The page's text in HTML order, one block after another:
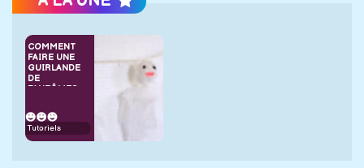
COMMENT
FAIRE UNE
GUIRLANDE
DE
FANTÔMES
Tutoriels